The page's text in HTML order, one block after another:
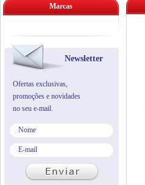
Marcas
Newsletter
Ofertas exclusivas,
promoções e novidades
no seu e-mail.